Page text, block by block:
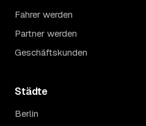
Fahrer werden
Partner werden
Geschäftskunden
Städte
Berlin